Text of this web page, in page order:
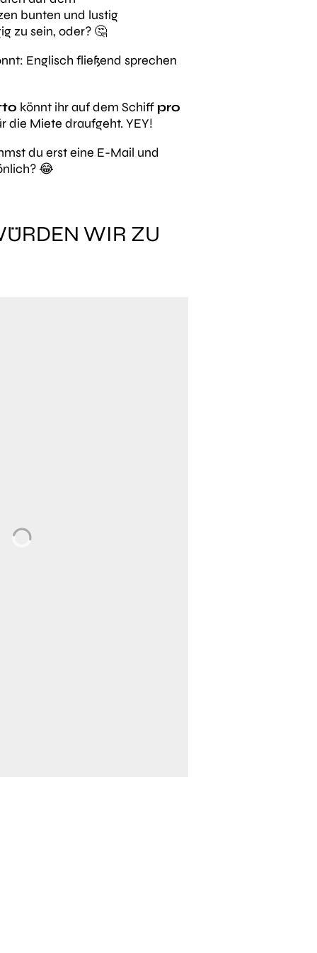
bunten und lustig
zu sein, oder? 🤔
Englisch fließend sprechen
könnt ihr auf dem Schiff pro
die Miete draufgeht. YEY!
du erst eine E-Mail und
😂
WIR ZU G